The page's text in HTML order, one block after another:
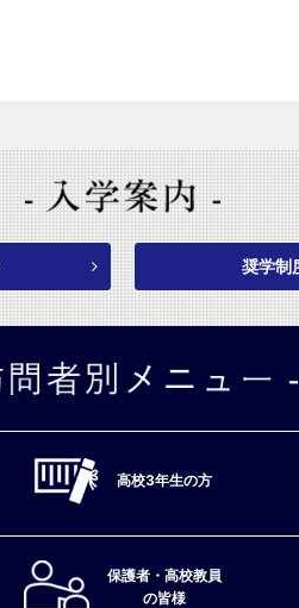
奨学制
高校3年生の方
保護者・高校教員
の皆様